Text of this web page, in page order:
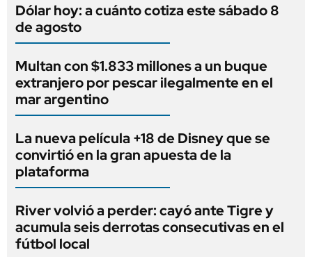
Dólar hoy: a cuánto cotiza este sábado 8
de agosto
Multan con $1.833 millones a un buque
extranjero por pescar ilegalmente en el
mar argentino
La nueva película +18 de Disney que se
convirtió en la gran apuesta de la
plataforma
River volvió a perder: cayó ante Tigre y
acumula seis derrotas consecutivas en el
fútbol local